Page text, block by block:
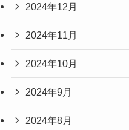
2024年12月
2024年11月
2024年10月
2024年9月
2024年8月